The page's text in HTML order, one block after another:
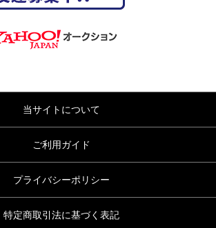
当サイトについて
ご利用ガイド
プライバシーポリシー
特定商取引法に基づく表記